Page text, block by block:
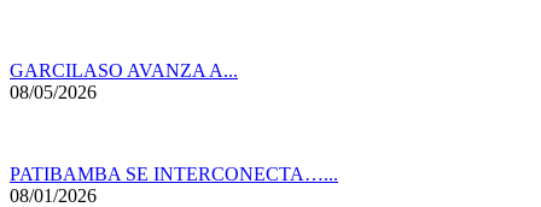
GARCILASO AVANZA A...
08/05/2026
PATIBAMBA SE INTERCONECTA…...
08/01/2026